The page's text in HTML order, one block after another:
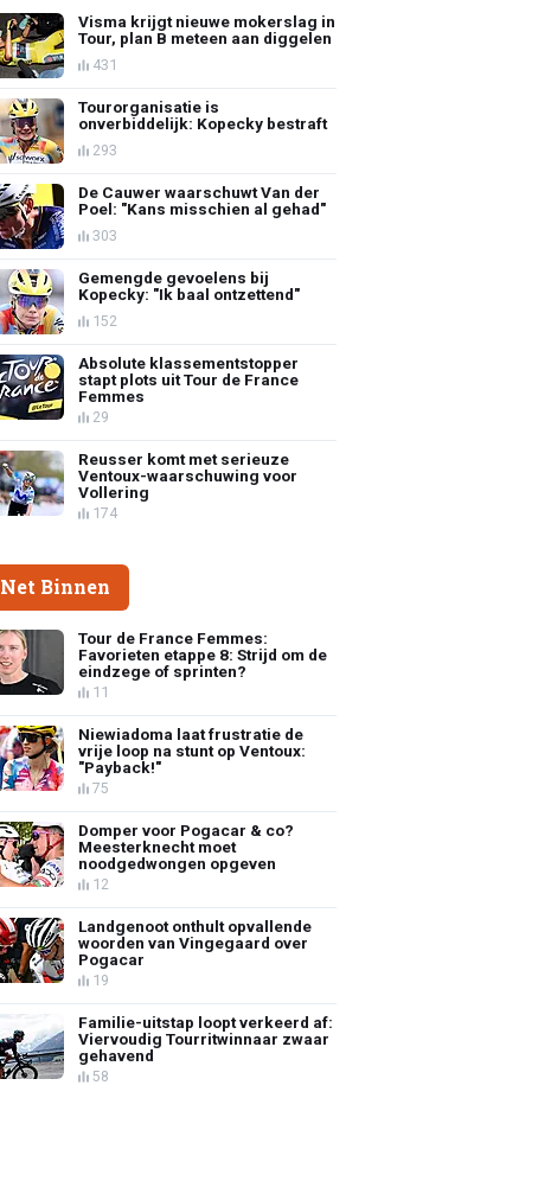
Visma krijgt nieuwe mokerslag in
Tour, plan B meteen aan diggelen
431
Tourorganisatie is
onverbiddelijk: Kopecky bestraft
293
De Cauwer waarschuwt Van der
Poel: "Kans misschien al gehad"
303
Gemengde gevoelens bij
Kopecky: "Ik baal ontzettend"
152
Absolute klassementstopper
stapt plots uit Tour de France
Femmes
29
Reusser komt met serieuze
Ventoux-waarschuwing voor
Vollering
174
Net Binnen
Tour de France Femmes:
Favorieten etappe 8: Strijd om de
eindzege of sprinten?
11
Niewiadoma laat frustratie de
vrije loop na stunt op Ventoux:
"Payback!"
75
Domper voor Pogacar & co?
Meesterknecht moet
noodgedwongen opgeven
12
Landgenoot onthult opvallende
woorden van Vingegaard over
Pogacar
19
Familie-uitstap loopt verkeerd af:
Viervoudig Tourritwinnaar zwaar
gehavend
58